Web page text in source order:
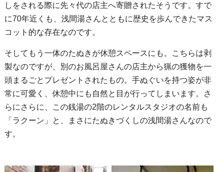
しをされる際に先々代の店主へ寄贈されたそうです。すで
に70年近くも、浅間湯さんとともに歴史を歩んできたマス
コット的な存在なのです。
そしてもう一体のたぬきが休憩スペースにも。こちらは剥
製なのですが、別のお風呂屋さんの店主から猟の獲物を一
頭まるごとプレゼントされたもの。手ぬぐいを持つ姿が非
常に可愛く、休憩中にも自然と目が行ってしまいます。さ
らにさらに、この銭湯の2階のレンタルスタジオの名前も
「ラクーン」と、まさにたぬきづくしの浅間湯さんなので
す。